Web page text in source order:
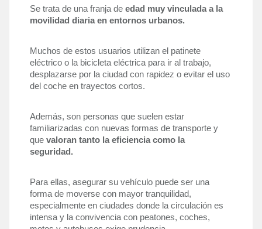
Se trata de una franja de edad muy vinculada a la
movilidad diaria en entornos urbanos.
Muchos de estos usuarios utilizan el patinete
eléctrico o la bicicleta eléctrica para ir al trabajo,
desplazarse por la ciudad con rapidez o evitar el uso
del coche en trayectos cortos.
Además, son personas que suelen estar
familiarizadas con nuevas formas de transporte y
que valoran tanto la eficiencia como la
seguridad.
Para ellas, asegurar su vehículo puede ser una
forma de moverse con mayor tranquilidad,
especialmente en ciudades donde la circulación es
intensa y la convivencia con peatones, coches,